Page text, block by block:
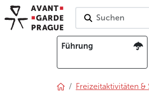
Suchen
Führung
Freizeitaktivitäten &